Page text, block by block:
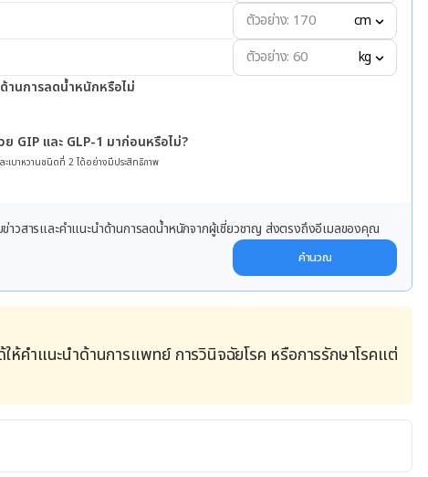
cm
kg
านการลดน้ำหนักหรือไม่
GIP และ GLP-1 มาก่อนหรือไม่?
เบาหวานชนิดที่ 2 ได้อย่างมีประสิทธิภาพ
าวสารและคำแนะนำด้านการลดน้ำหนักจากผู้เชี่ยวชาญ ส่งตรงถึงอีเมลของคุณ
คำนวณ
คำแนะนำด้านการแพทย์ การวินิจฉัยโรค หรือการรักษาโรคแต่